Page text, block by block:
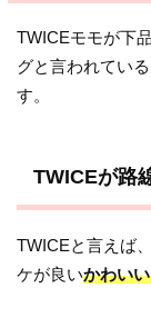
TWICEモモが下
グと言われてい
す。
TWICEが路
TWICEと言えば
ケが良いかわい